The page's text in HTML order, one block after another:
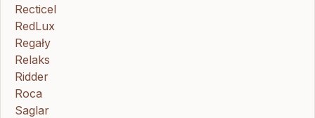
Recticel
RedLux
Regały
Relaks
Ridder
Roca
Saglar